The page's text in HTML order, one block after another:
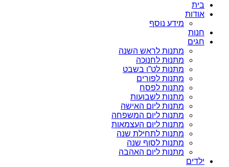
בית
אודות
מידע נוסף
חנות
חגים
מתנות לראש השנה
מתנות לחנוכה
מתנות לט”ו בשבט
מתנות לפורים
מתנות לפסח
מתנות לשבועות
מתנות ליום האישה
מתנות ליום המשפחה
מתנות ליום העצמאות
מתנות לתחילת שנה
מתנות לסוף שנה
מתנות ליום האהבה
ילדים